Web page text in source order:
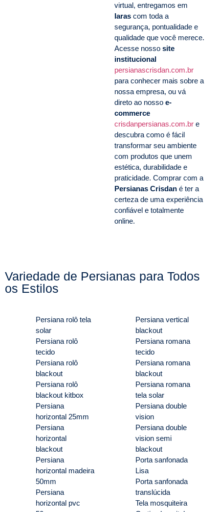
virtual, entregamos em
Iaras com toda a
segurança, pontualidade e
qualidade que você merece.
Acesse nosso site
institucional
persianascrisdan.com.br
para conhecer mais sobre a
nossa empresa, ou vá
direto ao nosso e-
commerce
crisdanpersianas.com.br e
descubra como é fácil
transformar seu ambiente
com produtos que unem
estética, durabilidade e
praticidade. Comprar com a
Persianas Crisdan é ter a
certeza de uma experiência
confiável e totalmente
online.
Variedade de Persianas para Todos
os Estilos
Persiana rolô tela
solar
Persiana rolô
tecido
Persiana rolô
blackout
Persiana rolô
blackout kitbox
Persiana
horizontal 25mm
Persiana
horizontal
blackout
Persiana
horizontal madeira
50mm
Persiana
horizontal pvc
Persiana vertical
blackout
Persiana romana
tecido
Persiana romana
blackout
Persiana romana
tela solar
Persiana double
vision
Persiana double
vision semi
blackout
Porta sanfonada
Lisa
Porta sanfonada
translúcida
Tela mosquiteira